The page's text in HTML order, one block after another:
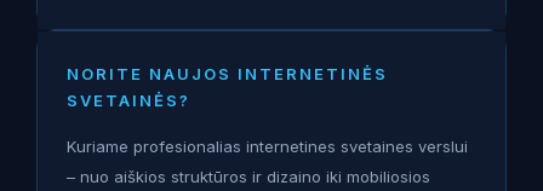
NORITE NAUJOS INTERNETINĖS
SVETAINĖS?
Kuriame profesionalias internetines svetaines verslui
– nuo aiškios struktūros ir dizaino iki mobiliosios